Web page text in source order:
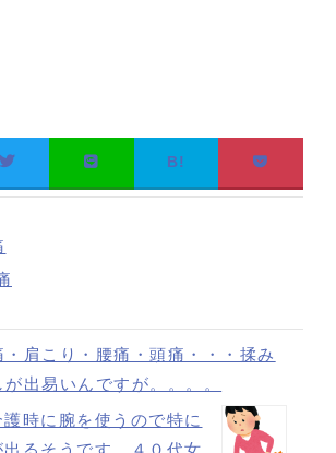
B!
・肩こり・腰痛・頭痛・・・揉み
が出易いんですが。。。。
時に腕を使うので特に
るそうです。４０代女